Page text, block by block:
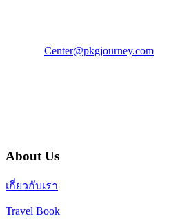
Center@pkgjourney.com
About Us
เกี่ยวกับเรา
Travel Book